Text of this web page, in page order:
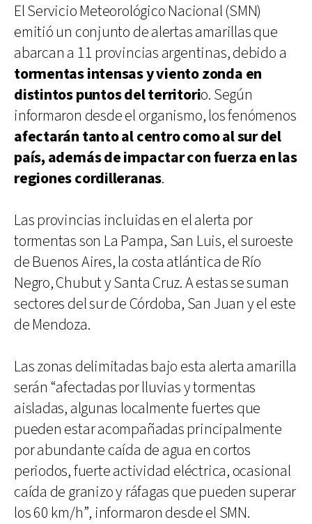
El Servicio Meteorológico Nacional (SMN)
emitió un conjunto de alertas amarillas que
abarcan a 11 provincias argentinas, debido a
tormentas intensas y viento zonda en
distintos puntos del territorio. Según
informaron desde el organismo, los fenómenos
afectarán tanto al centro como al sur del
país, además de impactar con fuerza en las
regiones cordilleranas.
Las provincias incluidas en el alerta por
tormentas son La Pampa, San Luis, el suroeste
de Buenos Aires, la costa atlántica de Río
Negro, Chubut y Santa Cruz. A estas se suman
sectores del sur de Córdoba, San Juan y el este
de Mendoza.
Las zonas delimitadas bajo esta alerta amarilla
serán “afectadas por lluvias y tormentas
aisladas, algunas localmente fuertes que
pueden estar acompañadas principalmente
por abundante caída de agua en cortos
periodos, fuerte actividad eléctrica, ocasional
caída de granizo y ráfagas que pueden superar
los 60 km/h”, informaron desde el SMN.